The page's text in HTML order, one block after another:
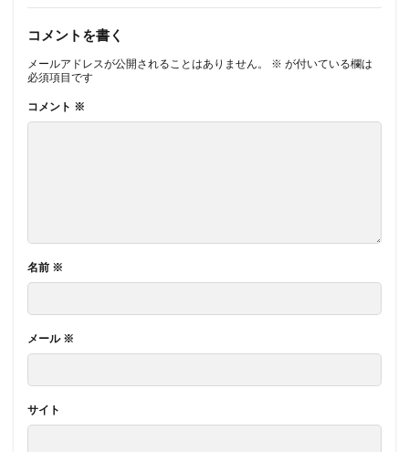
コメントを書く
メールアドレスが公開されることはありません。 ※ が付いている欄は
必須項目です
コメント ※
名前 ※
メール ※
サイト